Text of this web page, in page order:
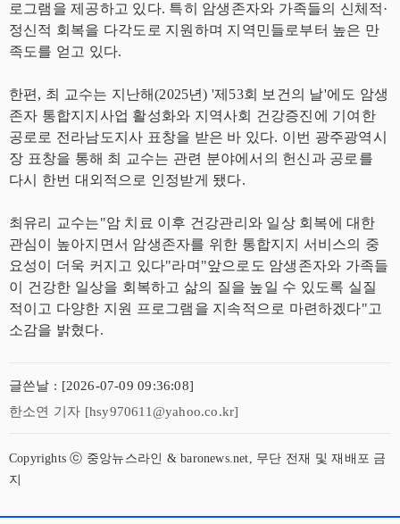
로그램을 제공하고 있다. 특히 암생존자와 가족들의 신체적·
정신적 회복을 다각도로 지원하며 지역민들로부터 높은 만
족도를 얻고 있다.
한편, 최 교수는 지난해(2025년) '제53회 보건의 날'에도 암생
존자 통합지지사업 활성화와 지역사회 건강증진에 기여한
공로로 전라남도지사 표창을 받은 바 있다. 이번 광주광역시
장 표창을 통해 최 교수는 관련 분야에서의 헌신과 공로를
다시 한번 대외적으로 인정받게 됐다.
최유리 교수는"암 치료 이후 건강관리와 일상 회복에 대한
관심이 높아지면서 암생존자를 위한 통합지지 서비스의 중
요성이 더욱 커지고 있다"라며"앞으로도 암생존자와 가족들
이 건강한 일상을 회복하고 삶의 질을 높일 수 있도록 실질
적이고 다양한 지원 프로그램을 지속적으로 마련하겠다"고
소감을 밝혔다.
글쓴날 : [2026-07-09 09:36:08]
한소연 기자 [hsy970611@yahoo.co.kr]
Copyrights ⓒ 중앙뉴스라인 & baronews.net, 무단 전재 및 재배포 금
지